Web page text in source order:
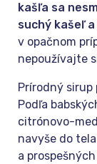
kašľa sa
suchý kašeľ
v opačnom
nepoužívajte
Prírodný sirup
Podľa
citrónovo-
navyše do
a